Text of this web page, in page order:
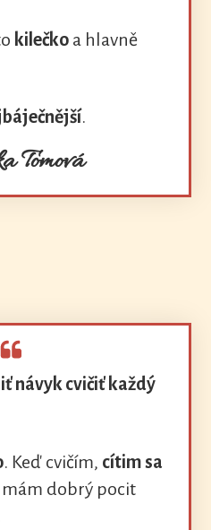
kilečko a hlavně
.
Tomová
návyk cvičiť každý
. Keď cvičím, cítim sa
mám dobrý pocit